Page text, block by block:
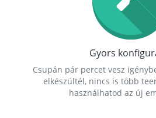
Gyors
Csupán pár percet vesz
elkészültél, nincs is több
használhatod az új